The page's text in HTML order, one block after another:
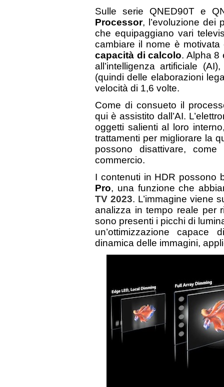
Sulle serie QNED90T e
Processor, l’evoluzione dei
che equipaggiano vari
cambiare il nome è
capacità di calcolo. Alpha 8
all’intelligenza artificiale
(quindi delle elaborazioni
velocità di 1,6 volte.
Come di consueto il
qui è assistito dall’AI.
oggetti salienti al loro
trattamenti per migliorare la
possono disattivare,
commercio.
I contenuti in HDR possono
Pro, una funzione che
TV 2023. L’immagine viene
analizza in tempo reale per
sono presenti i picchi di
un’ottimizzazione
dinamica delle immagini,